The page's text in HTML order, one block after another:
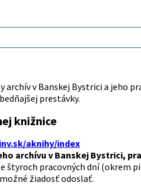
v Banskej Bystrici a jeho
prestávky.
knižnice
aknihy/index
archívu v Banskej Bystrici,
štyroch pracovných dní (okrem
žiadosť odoslať.